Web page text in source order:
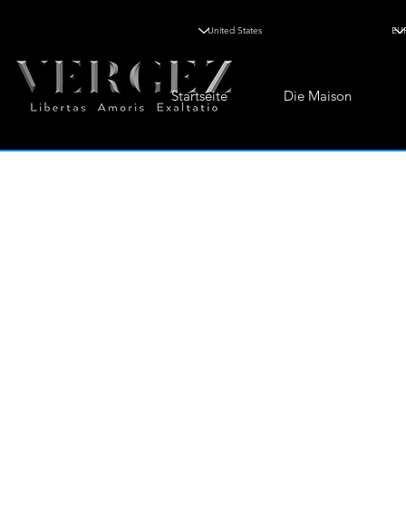
Startseite Die Maison